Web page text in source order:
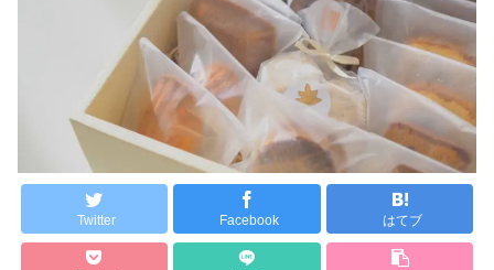
Twitter Facebook はてブ